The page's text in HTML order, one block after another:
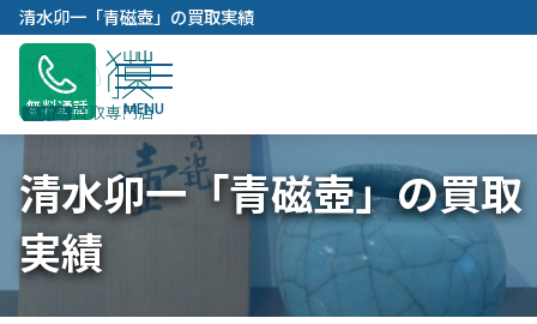
容
キ
プ
清水卯一「青磁壺」の買取実績
無料通話
清水卯一「青磁壺」の買取
実績